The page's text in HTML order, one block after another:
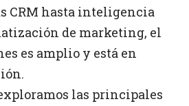
CRM hasta inteligencia
de marketing, el
es amplio y está en
las principales